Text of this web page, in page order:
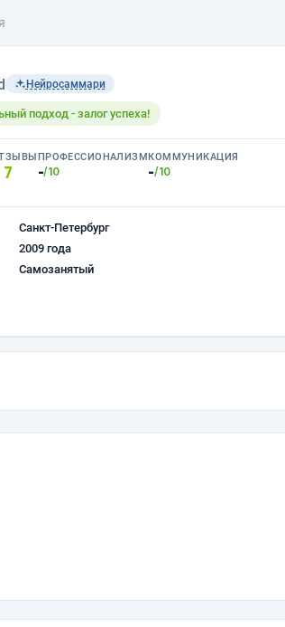
Нейросаммари
подход - залог успеха!
7
ПРОФЕССИОНАЛИЗМ
-/10
КОММУНИКАЦИЯ
-/10
Санкт-Петербург
2009 года
Самозанятый